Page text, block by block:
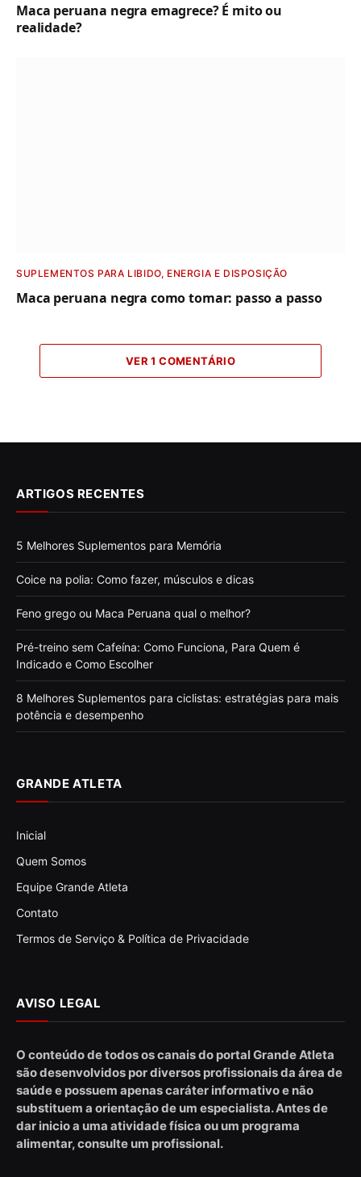
Maca peruana negra emagrece​? É mito ou
realidade?
SUPLEMENTOS PARA LIBIDO, ENERGIA E DISPOSIÇÃO
Maca peruana negra como tomar​: passo a passo
VER 1 COMENTÁRIO
ARTIGOS RECENTES
5 Melhores Suplementos para Memória
Coice na polia: Como fazer, músculos e dicas
Feno grego ou Maca Peruana qual o melhor?
Pré-treino sem Cafeína: Como Funciona, Para Quem é
Indicado e Como Escolher
8 Melhores Suplementos para ciclistas: estratégias para mais
potência e desempenho
GRANDE ATLETA
Inicial
Quem Somos
Equipe Grande Atleta
Contato
Termos de Serviço & Política de Privacidade
AVISO LEGAL
O conteúdo de todos os canais do portal Grande Atleta
são desenvolvidos por diversos profissionais da área de
saúde e possuem apenas caráter informativo e não
substituem a orientação de um especialista. Antes de
dar inicio a uma atividade física ou um programa
alimentar, consulte um profissional.